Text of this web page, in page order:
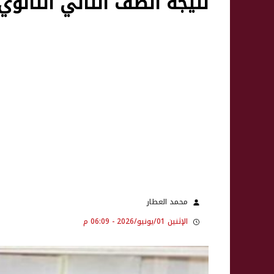
محمد العطار
الإثنين 01/يونيو/2026 - 06:09 م